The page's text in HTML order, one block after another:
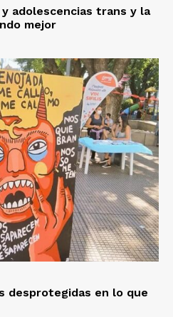
adolescencias trans y la
mejor
desprotegidas en lo que